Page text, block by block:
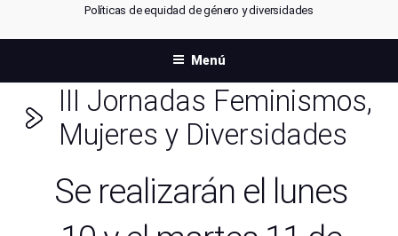
Políticas de equidad de género y diversidades
Menú
III Jornadas Feminismos,
Mujeres y Diversidades
Se realizarán el lunes